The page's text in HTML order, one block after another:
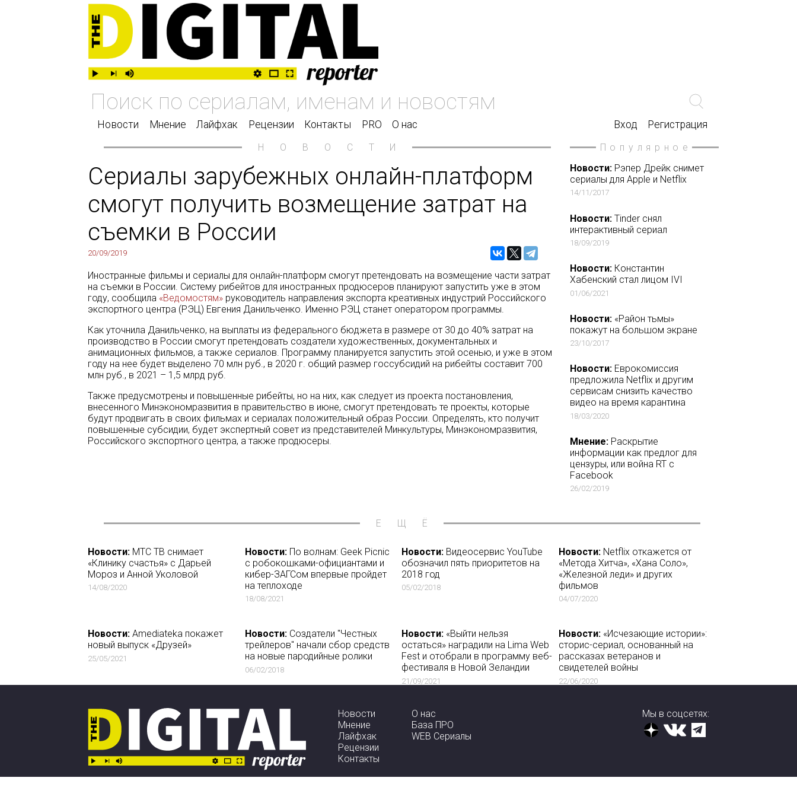
Новости Мнение Лайфхак Рецензии Контакты PRO О нас Вход Регистрация
НОВОСТИ
Сериалы зарубежных онлайн-платформ
смогут получить возмещение затрат на
съемки в России
20/09/2019
Иностранные фильмы и сериалы для онлайн-платформ смогут претендовать на возмещение части затрат
на съемки в России. Систему рибейтов для иностранных продюсеров планируют запустить уже в этом
году, сообщила «Ведомостям» руководитель направления экспорта креативных индустрий Российского
экспортного центра (РЭЦ) Евгения Данильченко. Именно РЭЦ станет оператором программы.
Как уточнила Данильченко, на выплаты из федерального бюджета в размере от 30 до 40% затрат на
производство в России смогут претендовать создатели художественных, документальных и
анимационных фильмов, а также сериалов. Программу планируется запустить этой осенью, и уже в этом
году на нее будет выделено 70 млн руб., в 2020 г. общий размер госсубсидий на рибейты составит 700
млн руб., в 2021 – 1,5 млрд руб.
Также предусмотрены и повышенные рибейты, но на них, как следует из проекта постановления,
внесенного Минэкономразвития в правительство в июне, смогут претендовать те проекты, которые
будут продвигать в своих фильмах и сериалах положительный образ России. Определять, кто получит
повышенные субсидии, будет экспертный совет из представителей Минкультуры, Минэкономразвития,
Российского экспортного центра, а также продюсеры.
Популярное
Новости:Рэпер Дрейк снимет
сериалы для Apple и Netflix
14/11/2017
Новости:Tinder снял
интерактивный сериал
18/09/2019
Новости:Константин
Хабенский стал лицом IVI
01/06/2021
Новости:«Район тьмы»
покажут на большом экране
23/10/2017
Новости:Еврокомиссия
предложила Netflix и другим
сервисам снизить качество
видео на время карантина
18/03/2020
Мнение:Раскрытие
информации как предлог для
цензуры, или война RT с
Facebook
26/02/2019
ЕЩЁ
Новости: МТС ТВ снимает
«Клинику счастья» с Дарьей
Мороз и Анной Уколовой
14/08/2020
Новости:По волнам: Geek Picnic
c робокошками-официантами и
кибер-ЗАГСом впервые пройдет
на теплоходе
18/08/2021
Новости: Видеосервис YouTube
обозначил пять приоритетов на
2018 год
05/02/2018
Новости:Netflix откажется от
«Метода Хитча», «Хана Соло»,
«Железной леди» и других
фильмов
04/07/2020
Новости: Amediateka покажет
новый выпуск «Друзей»
25/05/2021
Новости:Создатели "Честных
трейлеров" начали сбор средств
на новые пародийные ролики
06/02/2018
Новости: «Выйти нельзя
остаться» наградили на Lima Web
Fest и отобрали в программу веб-
фестиваля в Новой Зеландии
21/09/2021
Новости:«Исчезающие истории»:
сторис-сериал, основанный на
рассказах ветеранов и
свидетелей войны
22/06/2020
Новости
Мнение
Лайфхак
Рецензии
Контакты
О нас
База ПРО
WEB Сериалы
Мы в соцсетях: